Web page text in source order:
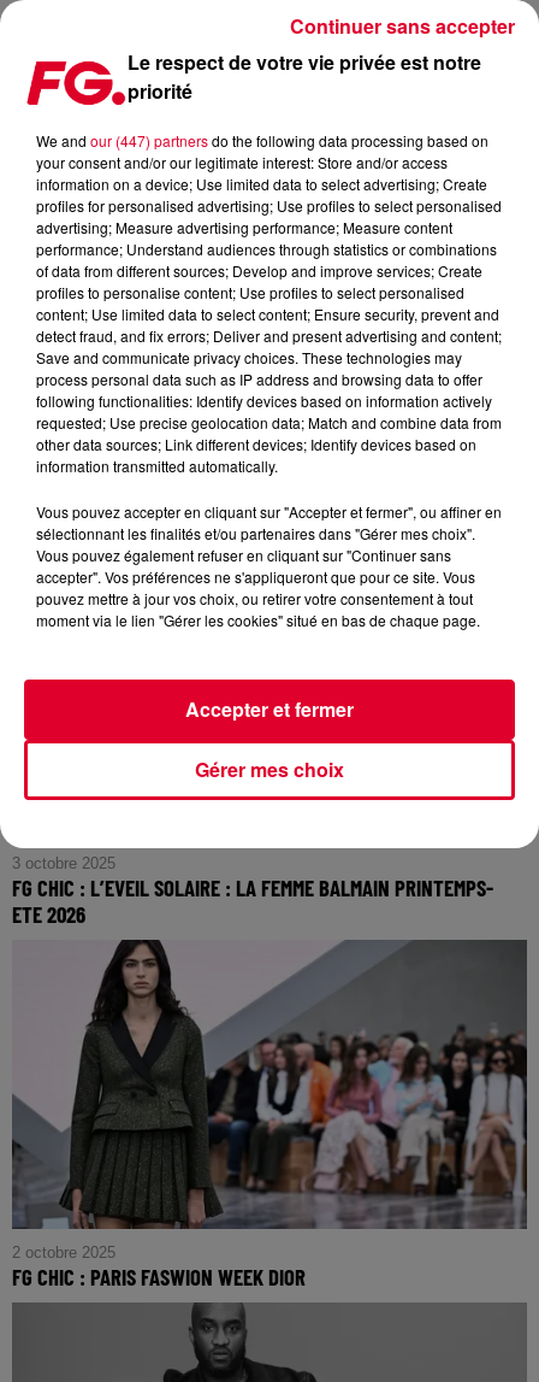
FG CHIC NEWS
5 octobre 2025
NOUVELLE DE...
FG CHIC : Le Battement de Cœur de Balenciaga, La Vision
Nouvelle de Pierpaolo Piccioli pour l'Été 2026
3 octobre 2025
FG CHIC : L’EVEIL SOLAIRE : LA FEMME BALMAIN PRINTEMPS-
ETE 2026
FG CHIC : L’Eveil Solaire : La Femme Balmain Printemps-
2 octobre 2025
FG CHIC : PARIS FASWION WEEK DIOR
FG CHIC : PARIS FASHION WEEK DIOR
Le respect de votre vie privée est notre
priorité
We and our (447) partnersdo the following data processing based on
your consent and/or our legitimate interest: Store and/or access
information on a device; Use limited data to select advertising; Create
profiles for personalised advertising; Use profiles to select personalised
advertising; Measure advertising performance; Measure content
performance; Understand audiences through statistics or combinations
of data from different sources; Develop and improve services; Create
profiles to personalise content; Use profiles to select personalised
content; Use limited data to select content; Ensure security, prevent and
detect fraud, and fix errors; Deliver and present advertising and content;
Save and communicate privacy choices. These technologies may
process personal data such as IP address and browsing data to offer
following functionalities: Identify devices based on information actively
requested; Use precise geolocation data; Match and combine data from
other data sources; Link different devices; Identify devices based on
information transmitted automatically.
Vous pouvez accepter en cliquant sur "Accepter et fermer", ou affiner en
sélectionnant les finalités et/ou partenaires dans "Gérer mes choix".
Vous pouvez également refuser en cliquant sur "Continuer sans
accepter". Vos préférences ne s'appliqueront que pour ce site. Vous
pouvez mettre à jour vos choix, ou retirer votre consentement à tout
moment via le lien "Gérer les cookies" situé en bas de chaque page.
Gérer mes choix
Accepter et fermer
Continuer sans accepter